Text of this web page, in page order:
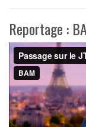
Reportage :